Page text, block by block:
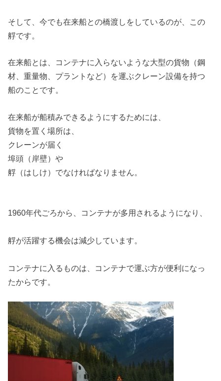
そして、今でも在来船との橋渡しをしているのが、この
艀です。
在来船とは、コンテナに入らないような大型の貨物（鋼
材、重量物、プラントなど）を運ぶクレーン設備を持つ
船のことです。
在来船が船積みできるようにするためには、
貨物を置く場所は、
クレーンが届く
埠頭（岸壁）や
艀（はしけ）でなければなりません。
1960年代ごろから、コンテナが多用されるようになり、
艀が活躍する機会は減少しています。
コンテナに入るものは、コンテナで運ぶ方が便利になっ
たからです。